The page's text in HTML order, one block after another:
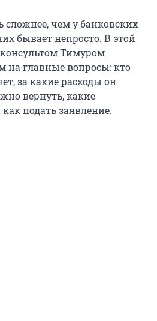
сложнее, чем у банковских
бывает непросто. В этой
Тимуром
на главные вопросы: кто
за какие расходы он
вернуть, какие
подать заявление.